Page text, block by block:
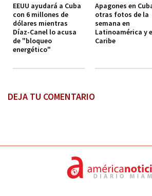
EEUU ayudará a Cuba
con 6 millones de
dólares mientras
Díaz-Canel lo acusa
de "bloqueo
energético"
Apagones en
otras fotos de la
semana en
Latinoamérica y
Caribe
DEJA TU COMENTARIO